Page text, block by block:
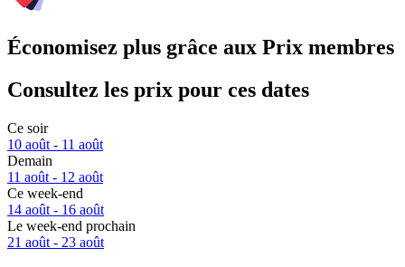
Économisez plus grâce aux Prix membres
Consultez les prix pour ces dates
Ce soir
10 août - 11 août
Demain
11 août - 12 août
Ce week-end
14 août - 16 août
Le week-end prochain
21 août - 23 août